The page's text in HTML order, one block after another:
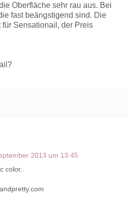
Oberfläche sehr rau aus. Bei
fast beängstigend sind. Die
für Sensationail, der Preis
2013 um 13:45
color..